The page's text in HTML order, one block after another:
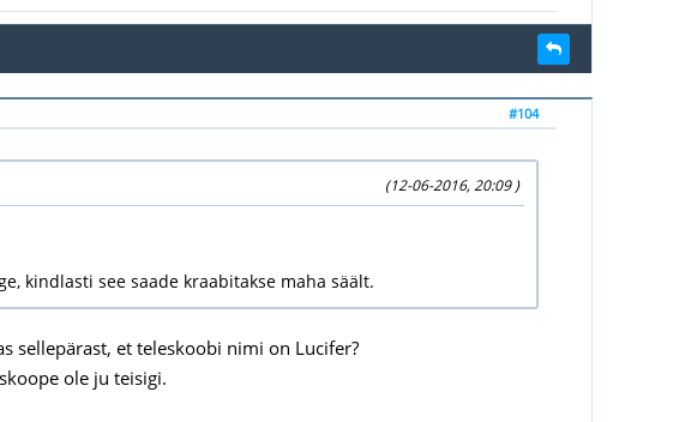
#104
(12-06-2016, 20:09 )
kindlasti see saade kraabitakse maha säält.
sellepärast, et teleskoobi nimi on Lucifer?
ole ju teisigi.